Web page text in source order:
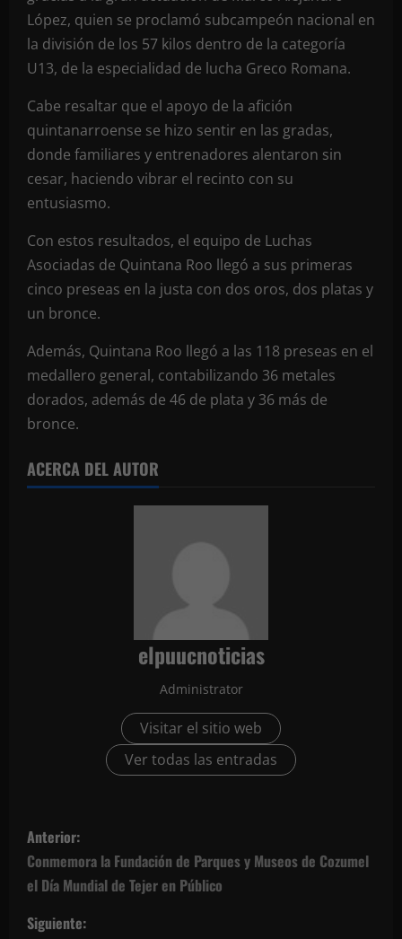
López, quien se proclamó subcampeón nacional en
la división de los 57 kilos dentro de la categoría
U13, de la especialidad de lucha Greco Romana.
Cabe resaltar que el apoyo de la afición
quintanarroense se hizo sentir en las gradas,
donde familiares y entrenadores alentaron sin
cesar, haciendo vibrar el recinto con su
entusiasmo.
Con estos resultados, el equipo de Luchas
Asociadas de Quintana Roo llegó a sus primeras
cinco preseas en la justa con dos oros, dos platas y
un bronce.
Además, Quintana Roo llegó a las 118 preseas en el
medallero general, contabilizando 36 metales
dorados, además de 46 de plata y 36 más de
bronce.
ACERCA DEL AUTOR
elpuucnoticias
Administrator
Visitar el sitio web
Ver todas las entradas
N
a
v
Anterior:
Conmemora la Fundación de Parques y Museos de Cozumel
el Día Mundial de Tejer en Público
Siguiente: